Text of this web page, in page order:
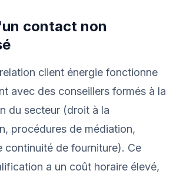
contact non
client énergie fonctionne
avec des conseillers formés à la
du secteur (droit à la
procédures de médiation,
continuité de fourniture). Ce
a un coût horaire élevé,